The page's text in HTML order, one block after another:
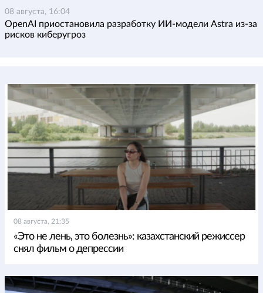
08 августа, 16:04
OpenAI приостановила разработку ИИ-модели Astra из-за
рисков киберугроз
08 августа, 21:35
«Это не лень, это болезнь»: казахстанский режиссер
снял фильм о депрессии